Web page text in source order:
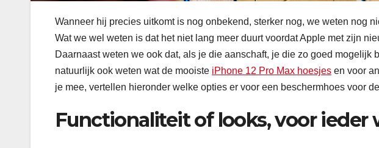
Wanneer hij precies uitkomt is nog onbekend, sterker nog, we weten nog
Wat we wel weten is dat het niet lang meer duurt voordat Apple met zijn
Daarnaast weten we ook dat, als je die aanschaft, je die zo goed mogelijk
natuurlijk ook weten wat de mooiste iPhone 12 Pro Max hoesjes en voor
je mee, vertellen hieronder welke opties er voor een beschermhoes voor
Functionaliteit of looks, voor ieder